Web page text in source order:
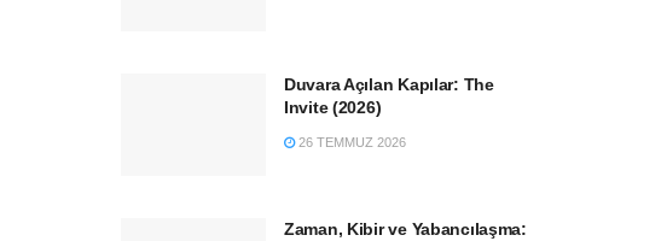
Duvara Açılan Kapılar: The
Invite (2026)
26 TEMMUZ 2026
Zaman, Kibir ve Yabancılaşma: